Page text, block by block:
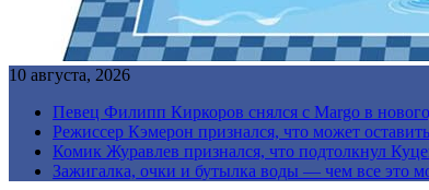
10 августа, 2026
Певец Филипп Киркоров снялся с Margo в
Режиссер Кэмерон признался, что может
Комик Журавлев признался, что подтолкнул
Зажигалка, очки и бутылка воды — чем все это